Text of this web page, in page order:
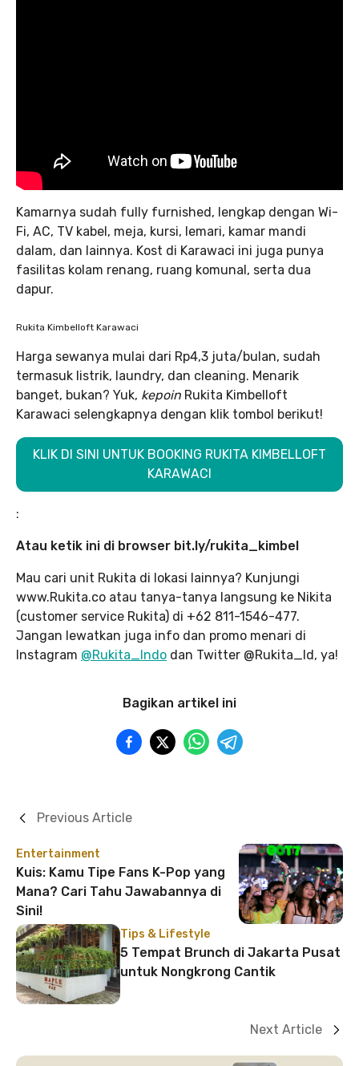
Kamarnya sudah fully furnished, lengkap dengan Wi-
Fi, AC, TV kabel, meja, kursi, lemari, kamar mandi
dalam, dan lainnya. Kost di Karawaci ini juga punya
fasilitas kolam renang, ruang komunal, serta dua
dapur.
Rukita Kimbelloft Karawaci
Harga sewanya mulai dari Rp4,3 juta/bulan, sudah
termasuk listrik, laundry, dan cleaning. Menarik
banget, bukan? Yuk, kepoin Rukita Kimbelloft
Karawaci selengkapnya dengan klik tombol berikut!
KLIK DI SINI UNTUK BOOKING RUKITA KIMBELLOFT
KARAWACI
: ㅤ
Atau ketik ini di browser bit.ly/rukita_kimbel
Mau cari unit Rukita di lokasi lainnya? Kunjungi
www.Rukita.co atau tanya-tanya langsung ke Nikita
(customer service Rukita) di +62 811-1546-477.
Jangan lewatkan juga info dan promo menari di
Instagram @Rukita_Indo dan Twitter @Rukita_Id, ya!
Bagikan artikel ini
Entertainment
Kuis: Kamu Tipe Fans K-Pop yang
Mana? Cari Tahu Jawabannya di
Sini!
Previous Article
Tips & Lifestyle
5 Tempat Brunch di Jakarta Pusat
untuk Nongkrong Cantik
Next Article